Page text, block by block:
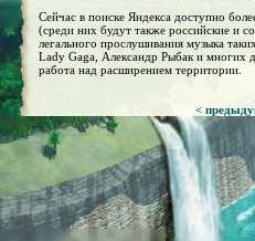
Сейчас в поиске Яндекса доступно
(среди них будут также российские и
легального прослушивания музыка
Lady Gaga, Александр Рыбак и многих
работа над расширением территории.
<